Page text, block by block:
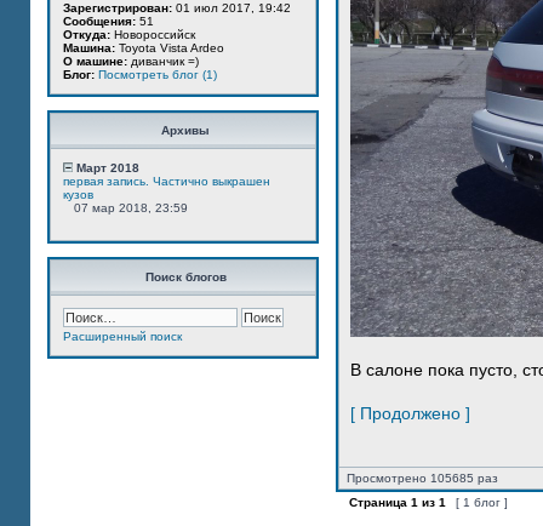
Зарегистрирован: 01 июл 2017, 19:42
Сообщения: 51
Откуда: Новороссийск
Машина: Toyota Vista Ardeo
О машине: диванчик =)
Блог: Посмотреть блог (1)
Архивы
Март 2018
первая запись. Частично выкрашен
кузов
07 мар 2018, 23:59
Поиск блогов
Расширенный поиск
В салоне пока пусто,
[ Продолжено ]
Просмотрено 105685 раз
Страница 1 из 1 [ 1 блог ]